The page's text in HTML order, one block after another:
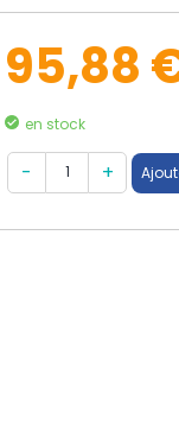
95,88
en stock